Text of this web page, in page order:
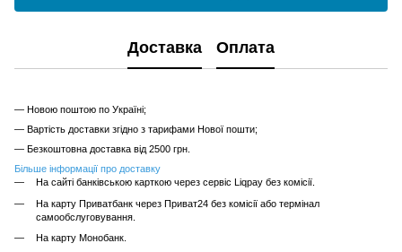
Доставка Оплата
— Новою поштою по Україні;
— Вартість доставки згідно з тарифами Нової пошти;
— Безкоштовна доставка від 2500 грн.
Більше інформації про доставку
На сайті банківською карткою через сервіс Liqpay без комісії.
На карту Приватбанк через Приват24 без комісії або термінал
самообслуговування.
На карту Монобанк.